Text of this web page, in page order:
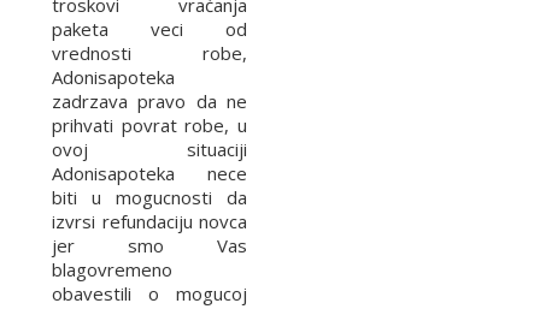
troskovi vraćanja
paketa veci od
vrednosti robe,
Adonisapoteka
zadrzava pravo da ne
prihvati povrat robe, u
ovoj situaciji
Adonisapoteka nece
biti u mogucnosti da
izvrsi refundaciju novca
jer smo Vas
blagovremeno
obavestili o mogucoj